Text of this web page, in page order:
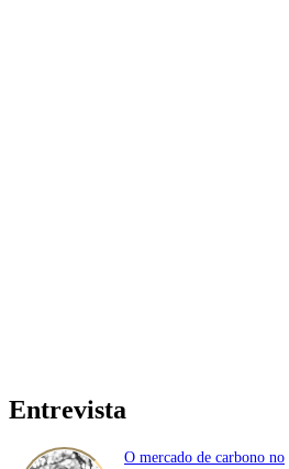
Entrevista
O mercado de carbono no